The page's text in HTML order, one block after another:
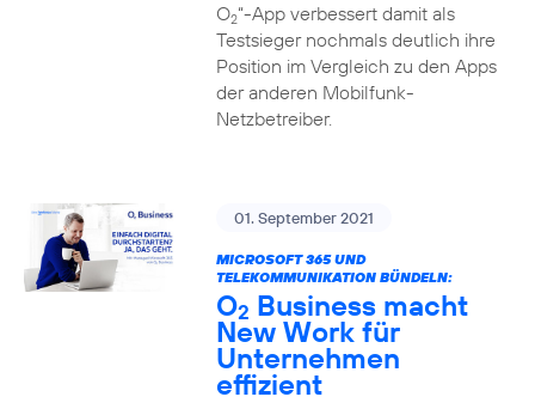
O2“-App verbessert damit als
Testsieger nochmals deutlich ihre
Position im Vergleich zu den Apps
der anderen Mobilfunk-
Netzbetreiber.
01. September 2021
MICROSOFT 365 UND
TELEKOMMUNIKATION BÜNDELN:
O2 Business macht
New Work für
Unternehmen
effizient